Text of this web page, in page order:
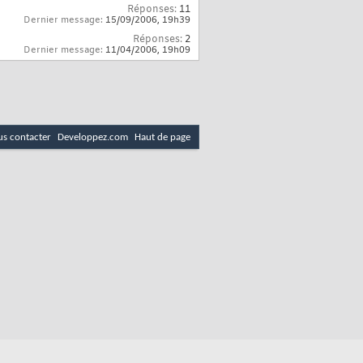
Réponses: 11
Dernier message: 15/09/2006, 19h39
Réponses: 2
Dernier message: 11/04/2006, 19h09
contacter Developpez.com Haut de page